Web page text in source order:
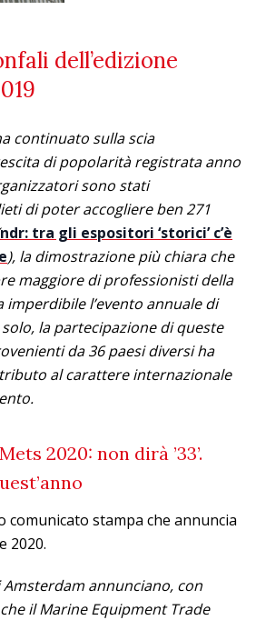
dell’edizione
continuato sulla scia
di popolarità registrata anno
sono stati
di poter accogliere ben 271
ndr: tra gli espositori ‘storici’ c’è
), la dimostrazione più chiara che
maggiore di professionisti della
imperdibile l’evento annuale di
la partecipazione di queste
da 36 paesi diversi ha
al carattere internazionale
2020: non dirà ’33’.
comunicato stampa che annuncia
2020.
Amsterdam annunciano, con
il Marine Equipment Trade